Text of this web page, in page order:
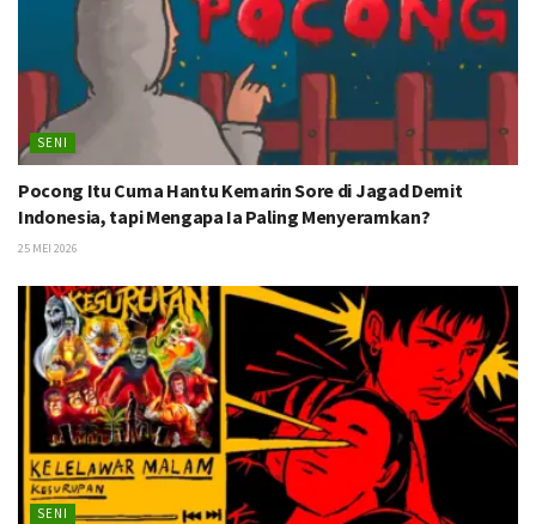
SENI
Pocong Itu Cuma Hantu Kemarin Sore di Jagad Demit
Indonesia, tapi Mengapa Ia Paling Menyeramkan?
25 MEI 2026
SENI